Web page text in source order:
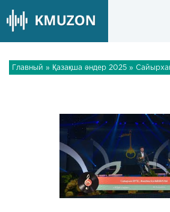
Главный » Қазақша әндер 2025 »